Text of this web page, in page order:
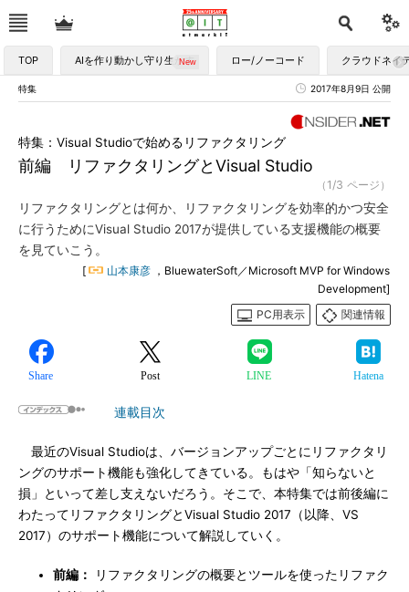
TOP AIを作り動かし守り生かす ロー/ノーコード クラウドネイ
特集 2017年8月9日 公開
前編 リファクタリングとVisual Studio
特集：Visual Studioで始めるリファクタリング
（1/3 ページ）
リファクタリングとは何か、リファクタリングを効率的かつ安全
に行うためにVisual Studio 2017が提供している支援機能の概要
を見ていこう。
[ 山本康彦 ，BluewaterSoft／Microsoft MVP for Windows
Development]
PC用表示
関連情報
Share Post LINE Hatena
連載目次
最近のVisual Studioは、バージョンアップごとにリファクタリ
ングのサポート機能も強化してきている。もはや「知らないと
損」といって差し支えないだろう。そこで、本特集では前後編に
わたってリファクタリングとVisual Studio 2017（以降、VS
2017）のサポート機能について解説していく。
前編：
リファクタリングの概要とツールを使ったリファク